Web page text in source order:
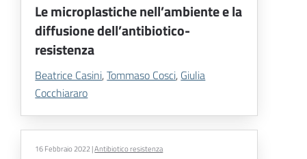
Le microplastiche nell’ambiente e la
diffusione dell’antibiotico-
resistenza
Beatrice Casini,Tommaso Cosci, Giulia
Cocchiararo
16 Febbraio 2022|Antibiotico resistenza